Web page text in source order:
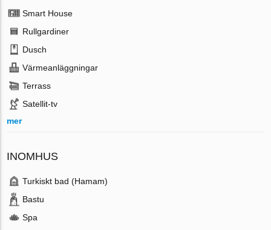
Smart House
Rullgardiner
Dusch
Värmeanläggningar
Terrass
Satellit-tv
mer
INOMHUS
Turkiskt bad (Hamam)
Bastu
Spa